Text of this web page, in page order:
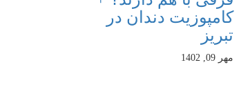
کامپوزیت دندان در
تبریز
مهر 09, 1402